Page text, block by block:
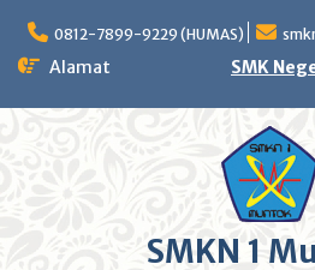
0812-7899-9229 (HUMAS)
Alamat SMK
SMKN 1